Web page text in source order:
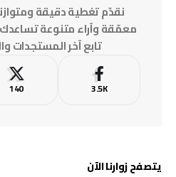
نقدّم تغطية دقيقة
معمّقة وآراء متنوعة تساعدك
تابع آخر المستجدات
3.5K
140
يتصفح زوارنا الآن